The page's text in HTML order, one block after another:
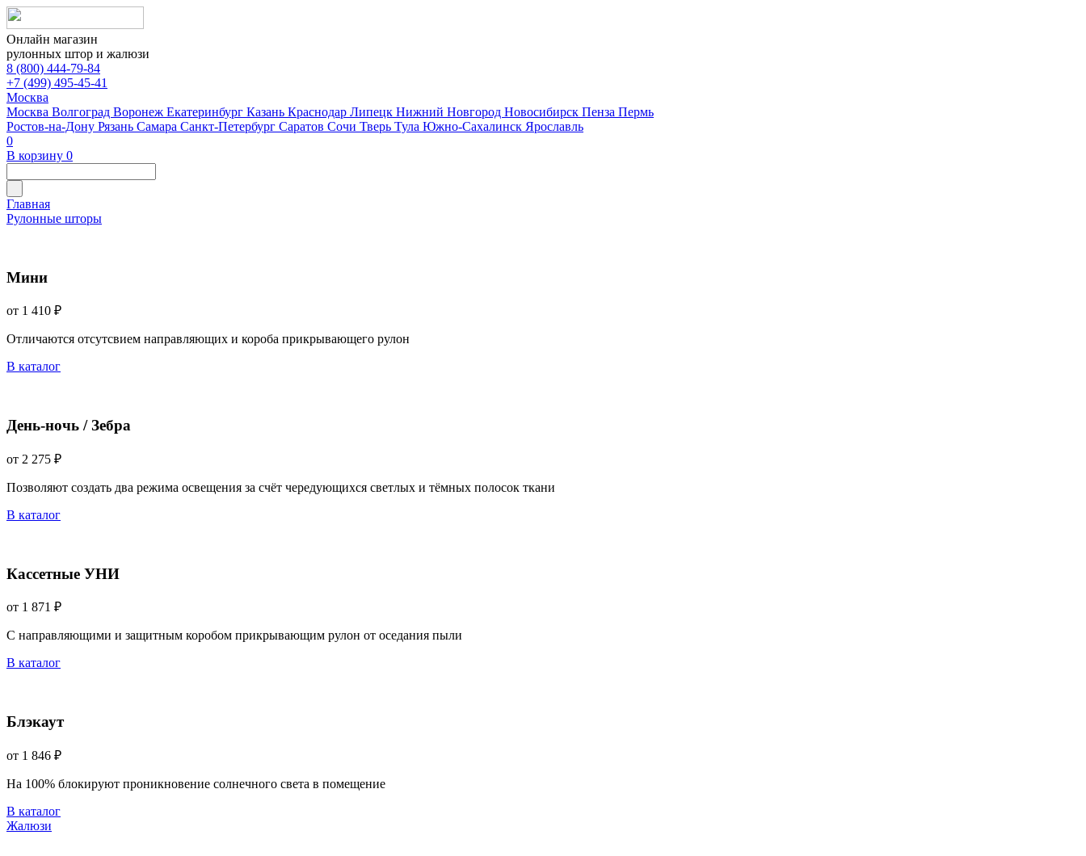
Онлайн магазин
рулонных штор и жалюзи
8 (800) 444-79-84
+7 (499) 495-45-41
Москва
Москва Волгоград Воронеж Екатеринбург Казань Краснодар Липецк Нижний Новгород Новосибирск Пенза Пермь
Ростов-на-Дону Рязань Самара Санкт-Петербург Саратов Сочи Тверь Тула Южно-Сахалинск Ярославль
0
В корзину 0
Главная
Рулонные шторы
Мини
от 1 410 ₽
Отличаются отсутсвием направляющих и короба прикрывающего рулон
В каталог
День-ночь / Зебра
от 2 275 ₽
Позволяют создать два режима освещения за счёт чередующихся светлых и тёмных полосок ткани
В каталог
Кассетные УНИ
от 1 871 ₽
С направляющими и защитным коробом прикрывающим рулон от оседания пыли
В каталог
Блэкаут
от 1 846 ₽
На 100% блокируют проникновение солнечного света в помещение
В каталог
Жалюзи